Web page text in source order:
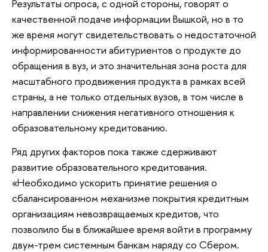
Результаты опроса, с одной стороны, говорят о
качественной подаче информации Вышкой, но в то
же время могут свидетельствовать о недостаточной
информированности абитуриентов о продукте до
обращения в вуз, и это значительная зона роста для
масштабного продвижения продукта в рамках всей
страны, а не только отдельных вузов, в том числе в
направлении снижения негативного отношения к
образовательному кредитованию.
Ряд других факторов пока также сдерживают
развитие образовательного кредитования.
«Необходимо ускорить принятие решения о
сбалансированном механизме покрытия кредитным
организациям невозвращаемых кредитов, что
позволило бы в ближайшее время войти в программу
двум-трем системным банкам наряду со Сбером.